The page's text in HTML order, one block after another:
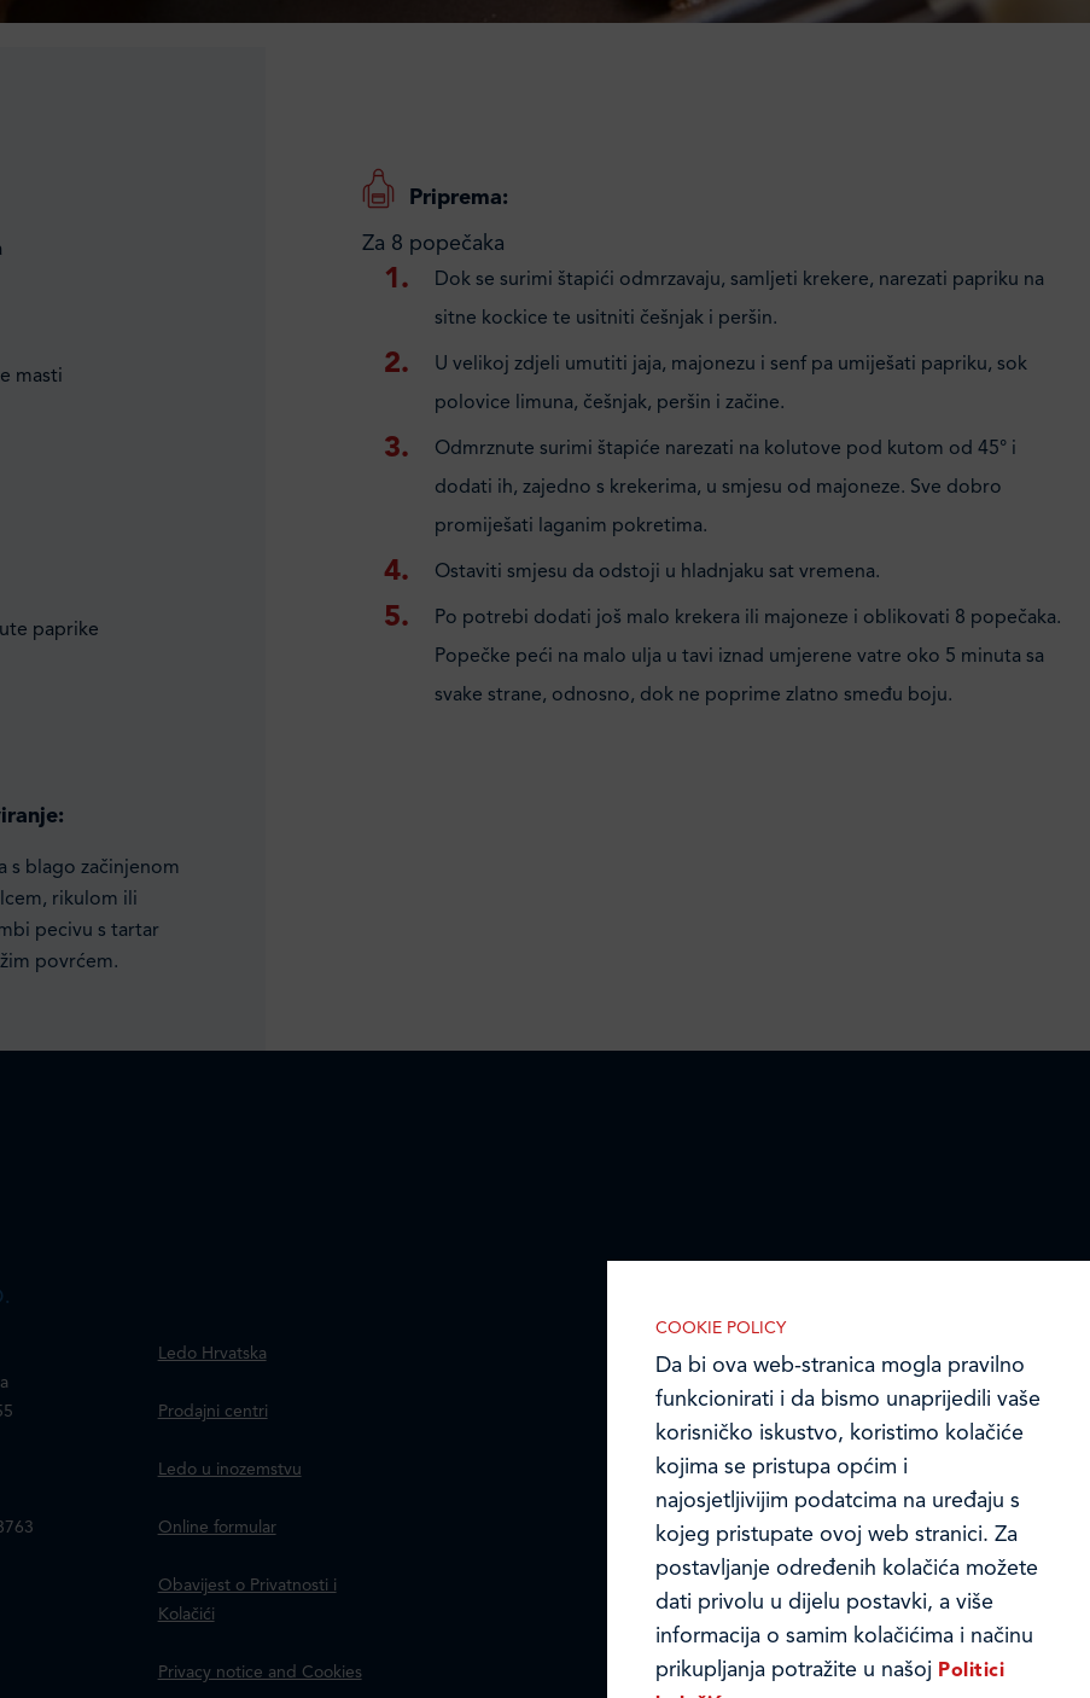
masti
paprike
s blago začinjenom
rikulom ili
pecivu s tartar
povrćem.
Priprema:
Za 8 popečaka
Dok se surimi štapići odmrzavaju, samljeti krekere, narezati papriku na
sitne kockice te usitniti češnjak i peršin.
U velikoj zdjeli umutiti jaja, majonezu i senf pa umiješati papriku, sok
polovice limuna, češnjak, peršin i začine.
Odmrznute surimi štapiće narezati na kolutove pod kutom od 45° i
dodati ih, zajedno s krekerima, u smjesu od majoneze. Sve dobro
promiješati laganim pokretima.
Ostaviti smjesu da odstoji u hladnjaku sat vremena.
Po potrebi dodati još malo krekera ili majoneze i oblikovati 8 popečaka.
Popečke peći na malo ulja u tavi iznad umjerene vatre oko 5 minuta sa
svake strane, odnosno, dok ne poprime zlatno smeđu boju.
Ledo Hrvatska
Prodajni centri
Ledo u inozemstvu
Online formular
Obavijest o Privatnosti i
Kolačići
Privacy notice and Cookies
COOKIE POLICY
Da bi ova web-stranica mogla pravilno
funkcionirati i da bismo unaprijedili vaše
korisničko iskustvo, koristimo kolačiće
kojima se pristupa općim i
najosjetljivijim podatcima na uređaju s
kojeg pristupate ovoj web stranici. Za
postavljanje određenih kolačića možete
dati privolu u dijelu postavki, a više
informacija o samim kolačićima i načinu
prikupljanja potražite u našoj Politici
IZABERITE KOLAČIĆE NA STRANICI
Omogućite ili onemogućite web-
stranici upotrebu funkcionalnih i/ili
reklamnih kolačića opisanih u nastavku: